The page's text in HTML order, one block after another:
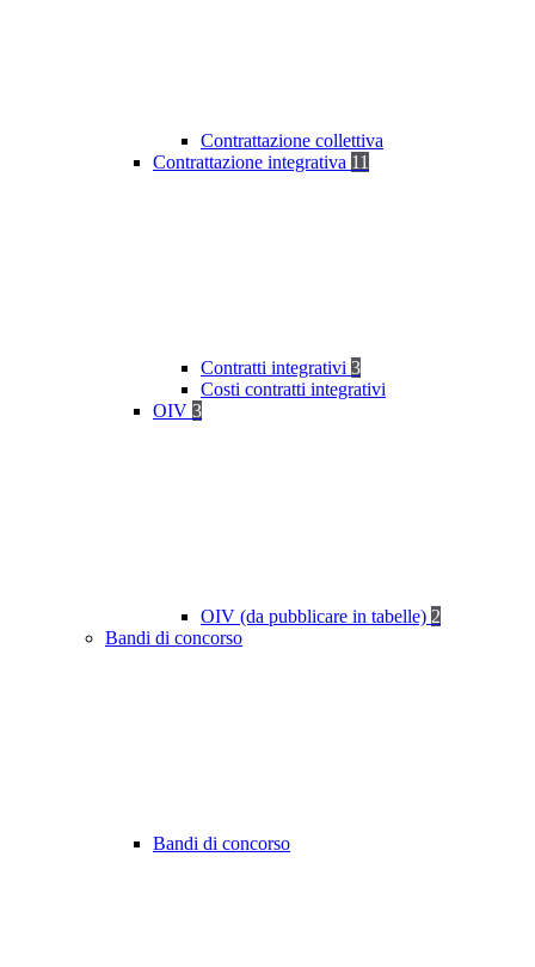
Contrattazione collettiva
Contrattazione integrativa 11
Contratti integrativi 3
Costi contratti integrativi
OIV 3
OIV (da pubblicare in tabelle) 2
Bandi di concorso
Bandi di concorso